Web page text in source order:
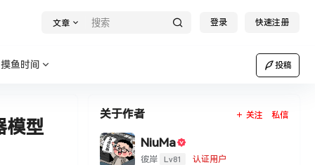
文章 登录 快速注册
摸鱼时间 投稿
模型
关于作者 关注 私信
NiuMa
彼岸 Lv81 认证用户